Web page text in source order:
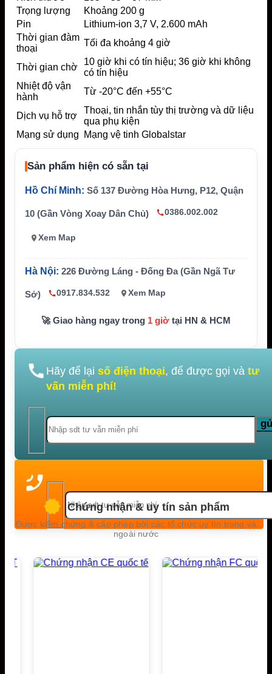
Trọng lượng
Khoảng 200 g
Pin
Lithium-ion 3,7 V, 2.600 mAh
Thời gian đàm
thoại
Tối đa khoảng 4 giờ
Thời gian chờ
10 giờ khi có tín hiệu; 36 giờ khi không
có tín hiệu
Nhiệt độ vận
hành
Từ -20°C đến +55°C
Dịch vụ hỗ trợ
Thoại, tin nhắn tùy thị trường và dữ liệu
qua phụ kiện
Mạng sử dụng
Mạng vệ tinh Globalstar
Sản phẩm hiện có sẵn tại
Hồ Chí Minh: Số 137 Đường Hòa Hưng, P12, Quận
10 (Gần Vòng Xoay Dân Chủ) 0386.002.002
Xem Map
Hà Nội: 226 Đường Láng - Đống Đa (Gần Ngã Tư
Sở) 0917.834.532 Xem Map
🚀 Giao hàng ngay trong 1 giờ tại HN & HCM
Hãy để lại số điện thoại, để được gọi và tư
vấn miễn phí!
Chứng nhận & uy tín sản phẩm
Được kiểm chứng & cấp phép bởi các tổ chức uy tín trong và
ngoài nước